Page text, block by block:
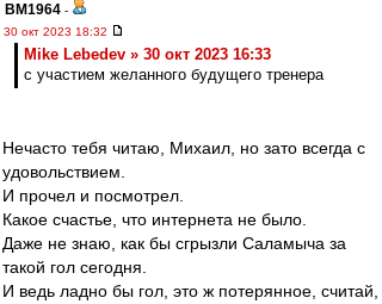
BM1964 -
30 окт 2023 18:32
Mike Lebedev » 30 окт 2023 16:33
с участием желанного будущего тренера
Нечасто тебя читаю, Михаил, но зато всегда с
удовольствием.
И прочел и посмотрел.
Какое счастье, что интернета не было.
Даже не знаю, как бы сгрызли Саламыча за
такой гол сегодня.
И ведь ладно бы гол, это ж потерянное, считай,